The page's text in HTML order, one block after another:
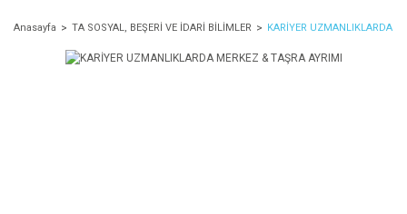
Anasayfa TA SOSYAL, BEŞERİ VE İDARİ BİLİMLER KARİYER UZMANLIKLARDA